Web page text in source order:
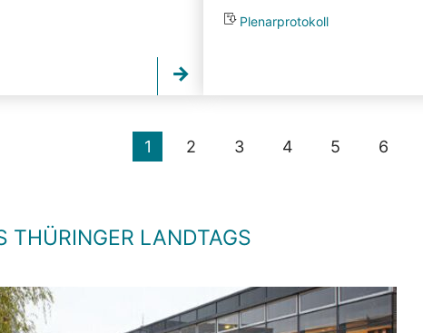
Plenarprotokoll
1 2 3 4 5 6
THÜRINGER LANDTAGS